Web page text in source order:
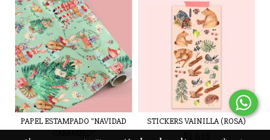
PAPEL ESTAMPADO "NAVIDAD
CARAMELO"
STICKERS VAINILLA (ROSA)
$2.628